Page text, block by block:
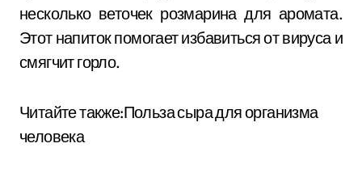
несколько веточек розмарина для аромата.
Этот напиток помогает избавиться от вируса и
смягчит горло.
Читайте также:Польза сыра для организма
человека